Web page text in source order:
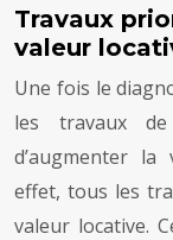
Travaux
valeur
Une fois le
les travaux
d’augmenter la
effet, tous les
valeur locative.